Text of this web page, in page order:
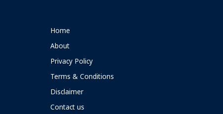
Home
About
Privacy Policy
Terms & Conditions
Disclaimer
Contact us